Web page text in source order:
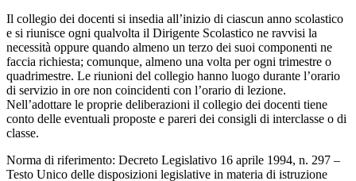
Il collegio dei docenti si insedia all’inizio di ciascun anno scolastico
e si riunisce ogni qualvolta il Dirigente Scolastico ne ravvisi la
necessità oppure quando almeno un terzo dei suoi componenti ne
faccia richiesta; comunque, almeno una volta per ogni trimestre o
quadrimestre. Le riunioni del collegio hanno luogo durante l’orario
di servizio in ore non coincidenti con l’orario di lezione.
Nell’adottare le proprie deliberazioni il collegio dei docenti tiene
conto delle eventuali proposte e pareri dei consigli di interclasse o di
classe.
Norma di riferimento: Decreto Legislativo 16 aprile 1994, n. 297 –
Testo Unico delle disposizioni legislative in materia di istruzione